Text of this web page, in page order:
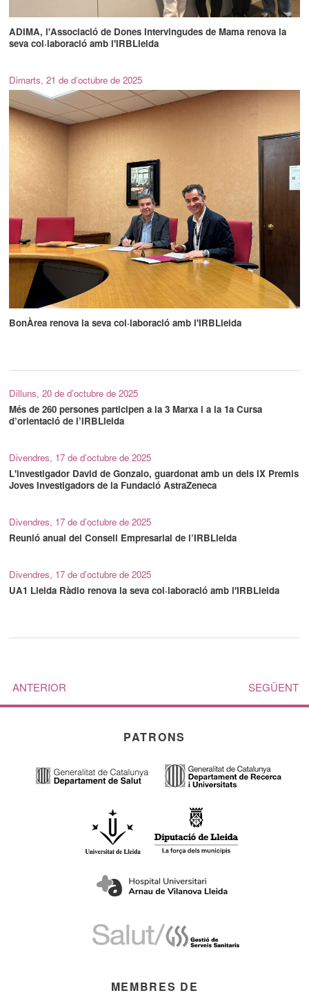
ADIMA, l'Associació de Dones Intervingudes de Mama renova la
seva col·laboració amb l'IRBLleida
Dimarts, 21 de d’octubre de 2025
BonÀrea renova la seva col·laboració amb l'IRBLleida
Dilluns, 20 de d’octubre de 2025
Més de 260 persones participen a la 3 Marxa i a la 1a Cursa
d’orientació de l’IRBLleida
Divendres, 17 de d’octubre de 2025
L'investigador David de Gonzalo, guardonat amb un dels IX Premis
Joves Investigadors de la Fundació AstraZeneca
Divendres, 17 de d’octubre de 2025
Reunió anual del Consell Empresarial de l’IRBLleida
Divendres, 17 de d’octubre de 2025
UA1 Lleida Ràdio renova la seva col·laboració amb l'IRBLleida
ANTERIOR SEGÜENT
PATRONS
MEMBRES DE